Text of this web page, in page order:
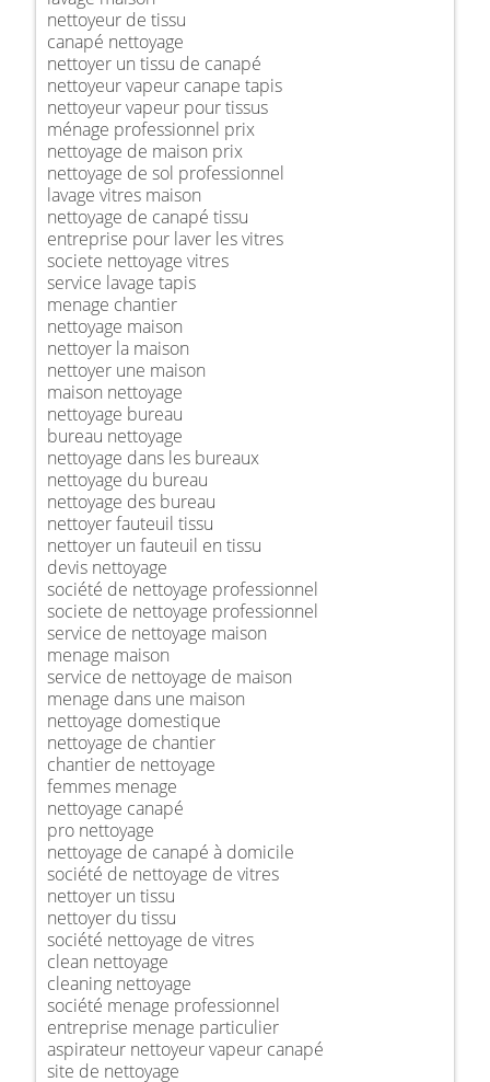
nettoyeur de tissu
canapé nettoyage
nettoyer un tissu de canapé
nettoyeur vapeur canape tapis
nettoyeur vapeur pour tissus
ménage professionnel prix
nettoyage de maison prix
nettoyage de sol professionnel
lavage vitres maison
nettoyage de canapé tissu
entreprise pour laver les vitres
societe nettoyage vitres
service lavage tapis
menage chantier
nettoyage maison
nettoyer la maison
nettoyer une maison
maison nettoyage
nettoyage bureau
bureau nettoyage
nettoyage dans les bureaux
nettoyage du bureau
nettoyage des bureau
nettoyer fauteuil tissu
nettoyer un fauteuil en tissu
devis nettoyage
société de nettoyage professionnel
societe de nettoyage professionnel
service de nettoyage maison
menage maison
service de nettoyage de maison
menage dans une maison
nettoyage domestique
nettoyage de chantier
chantier de nettoyage
femmes menage
nettoyage canapé
pro nettoyage
nettoyage de canapé à domicile
société de nettoyage de vitres
nettoyer un tissu
nettoyer du tissu
société nettoyage de vitres
clean nettoyage
cleaning nettoyage
société menage professionnel
entreprise menage particulier
aspirateur nettoyeur vapeur canapé
site de nettoyage